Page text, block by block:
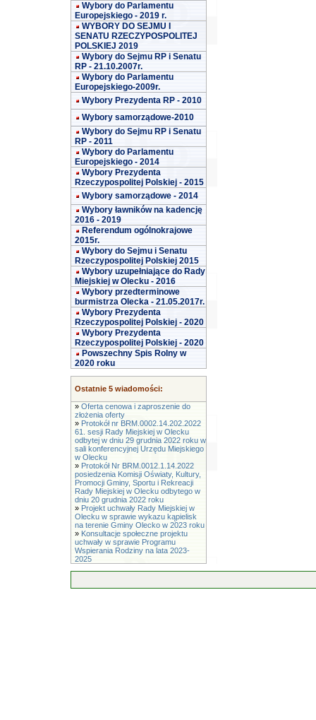
Wybory do Parlamentu
Europejskiego - 2019 r.
WYBORY DO SEJMU I
SENATU RZECZYPOSPOLITEJ
POLSKIEJ 2019
Wybory do Sejmu RP i Senatu
RP - 21.10.2007r.
Wybory do Parlamentu
Europejskiego-2009r.
Wybory Prezydenta RP - 2010
Wybory samorządowe-2010
Wybory do Sejmu RP i Senatu
RP - 2011
Wybory do Parlamentu
Europejskiego - 2014
Wybory Prezydenta
Rzeczypospolitej Polskiej - 2015
Wybory samorządowe - 2014
Wybory ławników na kadencję
2016 - 2019
Referendum ogólnokrajowe
2015r.
Wybory do Sejmu i Senatu
Rzeczypospolitej Polskiej 2015
Wybory uzupełniające do Rady
Miejskiej w Olecku - 2016
Wybory przedterminowe
burmistrza Olecka - 21.05.2017r.
Wybory Prezydenta
Rzeczypospolitej Polskiej - 2020
Wybory Prezydenta
Rzeczypospolitej Polskiej - 2020
Powszechny Spis Rolny w
2020 roku
Ostatnie 5 wiadomości:
» Oferta cenowa i zaproszenie do
złożenia oferty
» Protokół nr BRM.0002.14.202.2022
61. sesji Rady Miejskiej w Olecku
odbytej w dniu 29 grudnia 2022 roku w
sali konferencyjnej Urzędu Miejskiego
w Olecku
» Protokół Nr BRM.0012.1.14.2022
posiedzenia Komisji Oświaty, Kultury,
Promocji Gminy, Sportu i Rekreacji
Rady Miejskiej w Olecku odbytego w
dniu 20 grudnia 2022 roku
» Projekt uchwały Rady Miejskiej w
Olecku w sprawie wykazu kąpielisk
na terenie Gminy Olecko w 2023 roku
» Konsultacje społeczne projektu
uchwały w sprawie Programu
Wspierania Rodziny na lata 2023-
2025